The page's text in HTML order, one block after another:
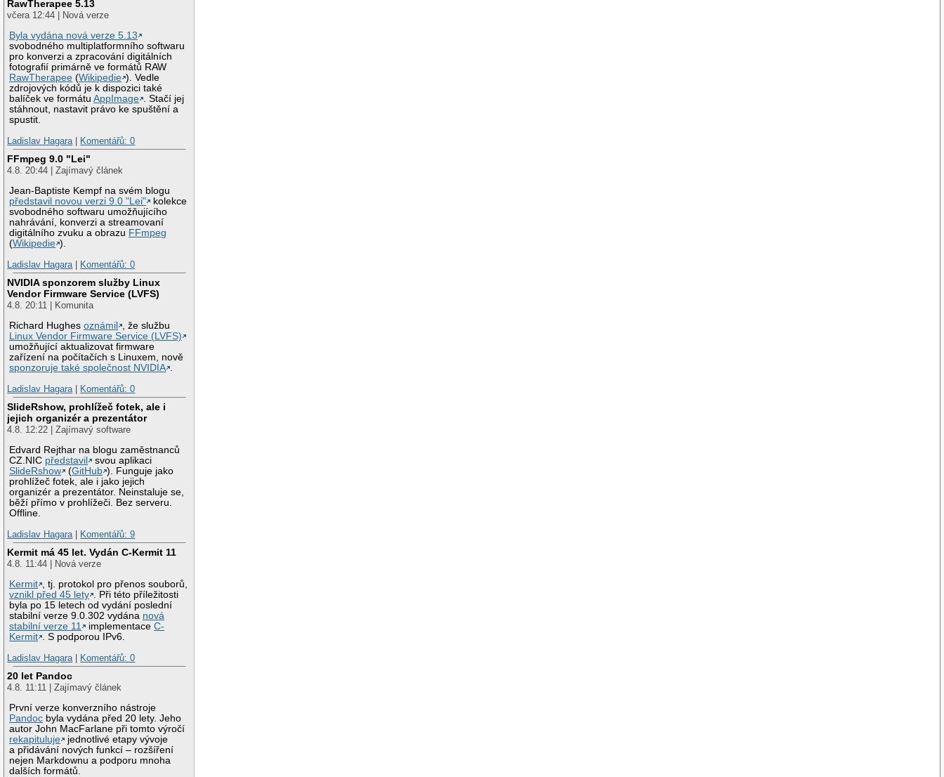
RawTherapee 5.13
včera 12:44 | Nová verze
Byla vydána nová verze 5.13
svobodného multiplatformního softwaru
pro konverzi a zpracování digitálních
fotografií primárně ve formátů RAW
RawTherapee (Wikipedie ). Vedle
zdrojových kódů je k dispozici také
balíček ve formátuAppImage . Stačí jej
stáhnout, nastavit právo ke spuštění a
spustit.
Ladislav Hagara
Komentářů: 0
FFmpeg 9.0 "Lei"
4.8. 20:44 | Zajímavý článek
Jean-Baptiste Kempf na svém blogu
představil novou verzi 9.0 "Lei"
kolekce
svobodného softwaru umožňujícího
nahrávání, konverzi a streamovaní
digitálního zvuku a obrazu FFmpeg
(Wikipedie ).
Ladislav Hagara
Komentářů: 0
NVIDIA sponzorem služby Linux
Vendor Firmware Service (LVFS)
4.8. 20:11 | Komunita
Richard Hughesoznámil
, že službu
Linux Vendor Firmware Service (LVFS)
umožňující aktualizovat firmware
zařízení na počítačích s Linuxem, nově
sponzoruje také společnost NVIDIA .
Ladislav Hagara | Komentářů: 0
SlideRshow, prohlížeč fotek, ale i
jejich organizér a prezentátor
4.8. 12:22 | Zajímavý software
Edvard Rejthar na blogu zaměstnanců
CZ.NIC představil
svou aplikaci
SlideRshow
(GitHub ). Funguje jako
prohlížeč fotek, ale i jako jejich
organizér a prezentátor. Neinstaluje se,
běží přímo v prohlížeči. Bez serveru.
Offline.
Ladislav Hagara | Komentářů: 9
Kermit má 45 let. Vydán C-Kermit 11
4.8. 11:44 | Nová verze
Kermit , tj. protokol pro přenos souborů,
vznikl před 45 lety . Při této příležitosti
byla po 15 letech od vydání poslední
stabilní verze 9.0.302 vydána nová
stabilní verze 11
implementaceC-
Kermit . S podporou IPv6.
Ladislav Hagara | Komentářů: 0
20 let Pandoc
4.8. 11:11 | Zajímavý článek
První verze konverzního nástroje
Pandoc byla vydána před 20 lety. Jeho
autor John MacFarlane při tomto výročí
rekapituluje
jednotlivé etapy vývoje
a přidávání nových funkcí – rozšíření
nejen Markdownu a podporu mnoha
dalších formátů.